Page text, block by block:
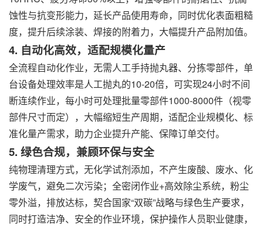
蚀性与抗变形能力，延长产品使用寿命，同时优化表面粗糙
度，提升后续涂装、焊接的附着力，大幅提升产品附加值。
4. 自动化高效，适配规模化量产
全流程自动化作业，无需人工手持抛丸器、分拣零部件，单
台设备处理效率是人工抛丸的10-20倍，可实现24小时不间
断连续作业，每小时可处理批量零部件1000-8000件（视零
部件尺寸而定），大幅缩短生产周期，适配企业规模化、标
准化量产需求，助力企业提升产能、保障订单交付。
5. 绿色合规，兼顾环保与安全
纯物理清理方式，无化学试剂添加，不产生废酸、废水、化
学废气，避免二次污染；全密闭作业+高效除尘系统，粉尘
零外溢，排放达标，契合国家“双碳”战略与绿色生产要求，
同时打造洁净、安全的作业环境，保护操作人员职业健康，